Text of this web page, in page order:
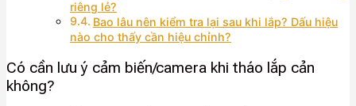
riêng lẻ?
Bao lâu nên kiểm tra lại sau khi lắp? Dấu hiệu
nào cho thấy cần hiệu chỉnh?
Có cần lưu ý cảm biến/camera khi tháo lắp cản
không?